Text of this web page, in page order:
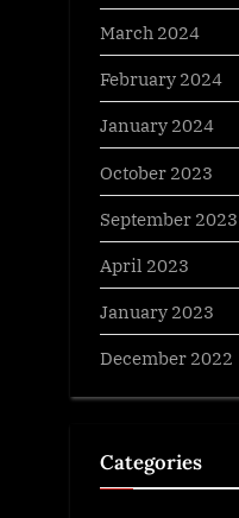
March 2024
February 2024
January 2024
October 2023
September 2023
April 2023
January 2023
December 2022
Categories